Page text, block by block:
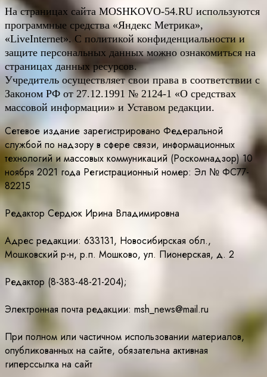
На страницах сайта MOSHKOVO-54.RU используются
программные средства «Яндекс Метрика»,
«LiveInternet». С политикой конфиденциальности и
защите персональных данных можно ознакомиться на
страницах данных ресурсов.
Учредитель осуществляет свои права в соответствии с
Законом РФ от 27.12.1991 № 2124-1 «О средствах
массовой информации» и Уставом редакции.
Сетевое издание зарегистрировано Федеральной
службой по надзору в сфере связи, информационных
технологий и массовых коммуникаций (Роскомнадзор) 10
ноября 2021 года Регистрационный номер: Эл № ФС77-
82215
Редактор Сердюк Ирина Владимировна
Адрес редакции: 633131, Новосибирская обл.,
Мошковский р-н, р.п. Мошково, ул. Пионерская, д. 2
Редактор (8-383-48-21-204);
Электронная почта редакции: msh_news@mail.ru
При полном или частичном использовании материалов,
опубликованных на сайте, обязательна активная
гиперссылка на сайт